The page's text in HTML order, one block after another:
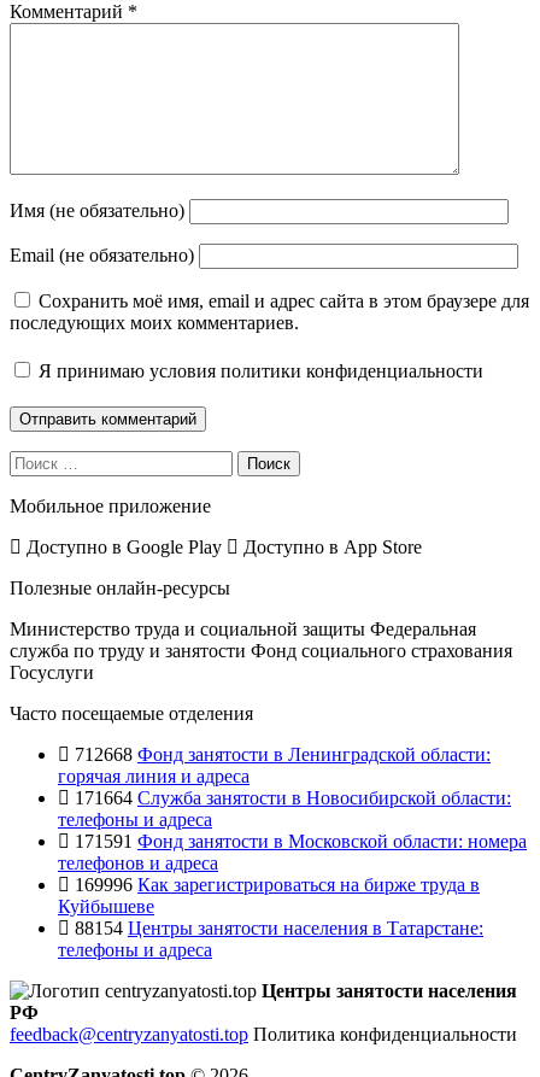
Комментарий *
Имя (не обязательно)
Email (не обязательно)
Сохранить моё имя, email и адрес сайта в этом браузере для
последующих моих комментариев.
Я принимаю условия политики конфиденциальности
Поиск
Мобильное приложение
Доступно в Google Play Доступно в App Store
Полезные онлайн-ресурсы
Министерство труда и социальной защиты Федеральная
служба по труду и занятости Фонд социального страхования
Госуслуги
Часто посещаемые отделения
712668 Фонд занятости в Ленинградской области:
горячая линия и адреса
171664 Служба занятости в Новосибирской области:
телефоны и адреса
171591 Фонд занятости в Московской области: номера
телефонов и адреса
169996 Как зарегистрироваться на бирже труда в
Куйбышеве
88154 Центры занятости населения в Татарстане:
телефоны и адреса
Центры занятости населения
РФ
feedback@centryzanyatosti.top Политика конфиденциальности